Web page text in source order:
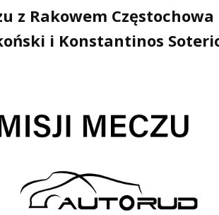
z Rakowem Częstochowa
i Konstantinos